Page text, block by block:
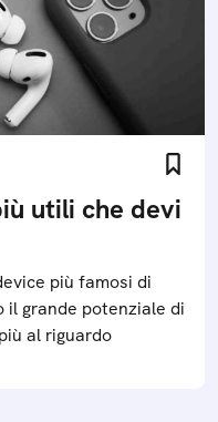
utili che devi
più famosi di
il grande potenziale di
al riguardo